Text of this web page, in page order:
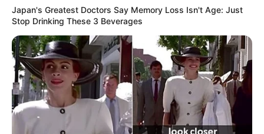
Fail! 10 Potret Makanan Gagal
Dimasak yang Bikin Kamu
Nggak Selera
Japan's Greatest Doctors Say Memory Loss Isn't Age: Just
Stop Drinking These 3 Beverages